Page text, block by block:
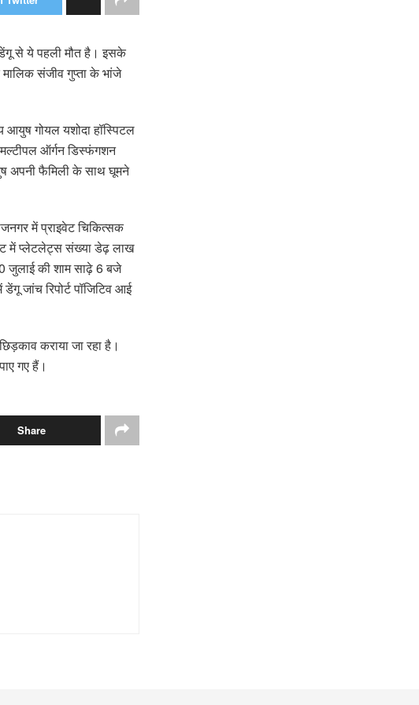
डेंगू से ये पहली मौत है। इसके
संजीव गुप्ता के भांजे
आयुष गोयल यशोदा हॉस्पिटल
ऑर्गन डिस्फंगशन
अपनी फैमिली के साथ घूमने
में प्राइवेट चिकित्सक
में प्लेटलेट्स संख्या डेढ़ लाख
जुलाई की शाम साढ़े 6 बजे
जांच रिपोर्ट पॉजिटिव आई
कराया जा रहा है।
गए हैं।
Share